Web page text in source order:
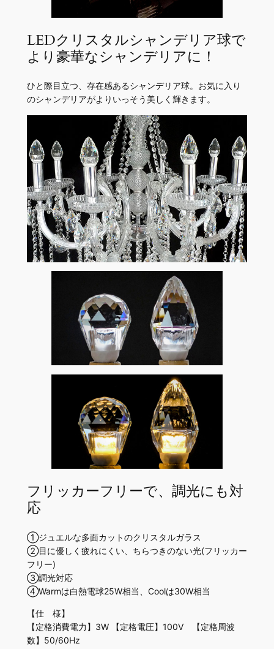
LEDクリスタルシャンデリア球で
より豪華なシャンデリアに！
ひと際目立つ、存在感あるシャンデリア球。お気に入り
のシャンデリアがよりいっそう美しく輝きます。
フリッカーフリーで、調光にも対
応
①ジュエルな多面カットのクリスタルガラス
②目に優しく疲れにくい、ちらつきのない光(フリッカー
フリー)
③調光対応
➃Warmは白熱電球25W相当、Coolは30W相当
【仕 様】
【定格消費電力】3W 【定格電圧】100V 【定格周波
数】50/60Hz